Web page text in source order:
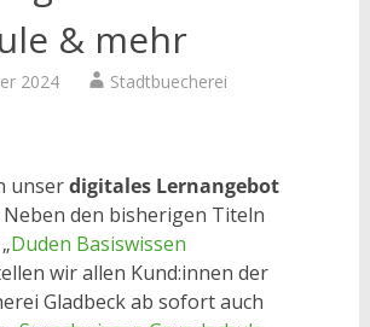
& mehr
2024
Stadtbuecherei
unserdigitales Lernangebot
den bisherigen Titeln
Duden Basiswissen
wir allen Kund:innen der
Gladbeck ab sofort auch